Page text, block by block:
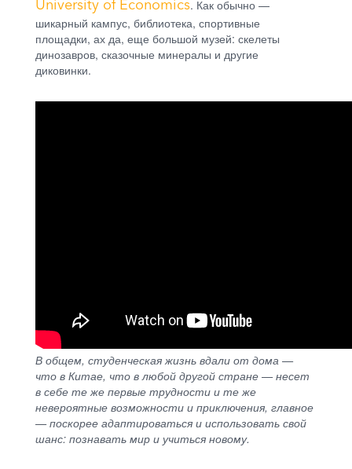
University of Economics. Как обычно —
шикарный кампус, библиотека, спортивные
площадки, ах да, еще большой музей: скелеты
динозавров, сказочные минералы и другие
диковинки.
В общем, студенческая жизнь вдали от дома —
что в Китае, что в любой другой стране — несет
в себе те же первые трудности и те же
невероятные возможности и приключения, главное
— поскорее адаптироваться и использовать свой
шанс: познавать мир и учиться новому.